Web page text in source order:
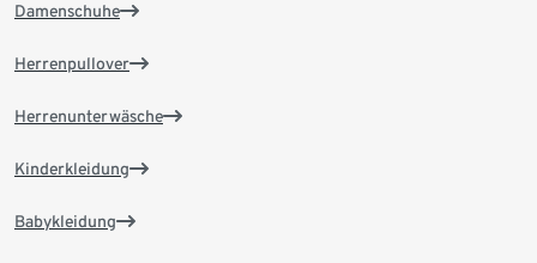
Damenschuhe
Herrenpullover
Herrenunterwäsche
Kinderkleidung
Babykleidung